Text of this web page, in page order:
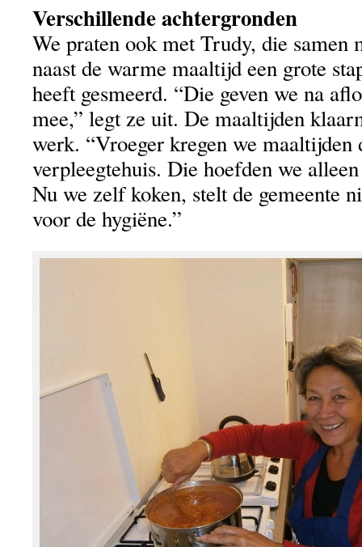
Verschillende achtergronden
We praten ook met Trudy, die samen
naast de warme maaltijd een grote
heeft gesmeerd. “Die geven we na
mee,” legt ze uit. De maaltijden
werk. “Vroeger kregen we maaltijden
verpleegtehuis. Die hoefden we
Nu we zelf koken, stelt de gemeente
voor de hygiëne.”